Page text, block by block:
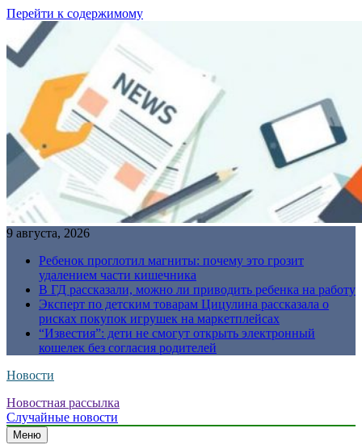
Перейти к содержимому
9 августа, 2026
Ребенок проглотил магниты: почему это грозит
удалением части кишечника
В ГД рассказали, можно ли приводить ребенка на работу
Эксперт по детским товарам Цицулина рассказала о
рисках покупок игрушек на маркетплейсах
“Известия”: дети не смогут открыть электронный
кошелек без согласия родителей
Новости
Новостная рассылка
Случайные новости
Меню